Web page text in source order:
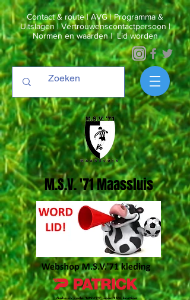
Contact & route|AVG|Programma &
Uitslagen |Vertrouwenscontactpersoon|
Normen en waarden| Lid worden
M.S.V. '71 Maassluis